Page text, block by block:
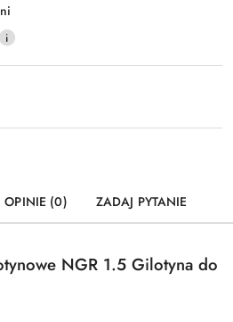
OPINIE (0) ZADAJ PYTANIE
NGR 1.5 Gilotyna do